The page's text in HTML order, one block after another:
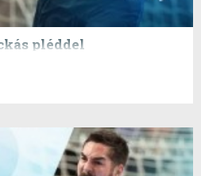
pléddel
A-ban? Zár a C-D! Csak a B-ben